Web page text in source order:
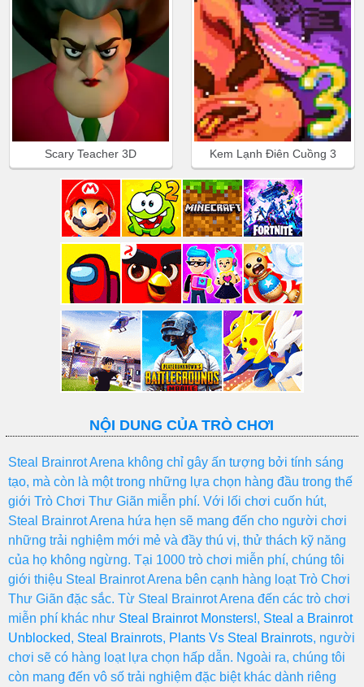
Scary Teacher 3D Kem Lạnh Điên Cuồng 3
NỘI DUNG CỦA TRÒ CHƠI
Steal Brainrot Arena không chỉ gây ấn tượng bởi tính sáng
tạo, mà còn là một trong những lựa chọn hàng đầu trong thế
giới Trò Chơi Thư Giãn miễn phí. Với lối chơi cuốn hút,
Steal Brainrot Arena hứa hẹn sẽ mang đến cho người chơi
những trải nghiệm mới mẻ và đầy thú vị, thử thách kỹ năng
của họ không ngừng. Tại 1000 trò chơi miễn phí, chúng tôi
giới thiệu Steal Brainrot Arena bên cạnh hàng loạt Trò Chơi
Thư Giãn đặc sắc. Từ Steal Brainrot Arena đến các trò chơi
miễn phí khác như Steal Brainrot Monsters!, Steal a Brainrot
Unblocked, Steal Brainrots, Plants Vs Steal Brainrots, người
chơi sẽ có hàng loạt lựa chọn hấp dẫn. Ngoài ra, chúng tôi
còn mang đến vô số trải nghiệm đặc biệt khác dành riêng